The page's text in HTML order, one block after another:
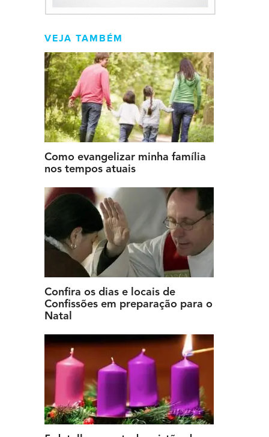
VEJA TAMBÉM
Como evangelizar minha família
nos tempos atuais
Confira os dias e locais de
Confissões em preparação para o
Natal